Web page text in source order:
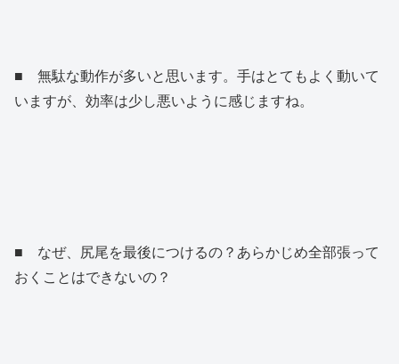
■ 無駄な動作が多いと思います。手はとてもよく動いて
いますが、効率は少し悪いように感じますね。
■ なぜ、尻尾を最後につけるの？あらかじめ全部張って
おくことはできないの？